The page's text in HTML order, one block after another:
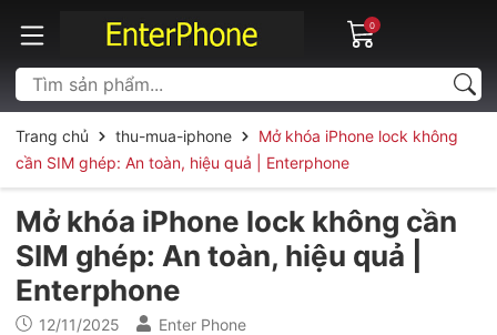
0
Trang chủ thu-mua-iphone
Mở khóa iPhone lock không
cần SIM ghép: An toàn, hiệu quả | Enterphone
Mở khóa iPhone lock không cần
SIM ghép: An toàn, hiệu quả |
Enterphone
12/11/2025 Enter Phone